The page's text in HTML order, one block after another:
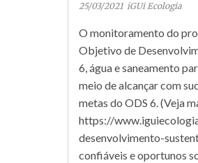
25/03/2021 iGUi Ecologia
O monitoramento do
Objetivo de
6, água e saneamento
meio de alcançar com
metas do ODS 6. (Veja
https://
desenvolvimento-
confiáveis ​​e oportunos